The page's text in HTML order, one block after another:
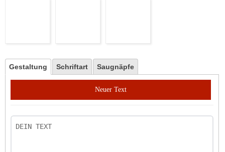
Gestaltung Schriftart Saugnäpfe
Neuer Text